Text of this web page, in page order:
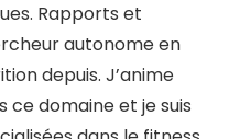
Rapports et
autonome en
depuis. J’anime
domaine et je suis